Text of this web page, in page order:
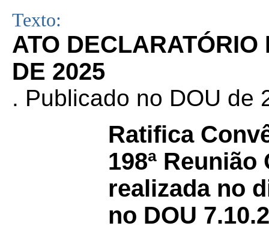
Texto:
ATO DECLARATÓRIO
DE 2025
. Publicado no DOU de
Ratifica
198ª
realizada no
no DOU